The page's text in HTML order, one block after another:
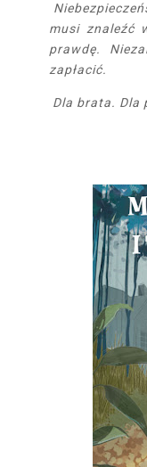
musi znaleźć
prawdę.
zapłacić.
Dla brata. Dla